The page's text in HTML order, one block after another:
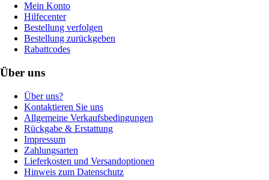
Mein Konto
Hilfecenter
Bestellung verfolgen
Bestellung zurückgeben
Rabattcodes
Über uns
Über uns?
Kontaktieren Sie uns
Allgemeine Verkaufsbedingungen
Rückgabe & Erstattung
Impressum
Zahlungsarten
Lieferkosten und Versandoptionen
Hinweis zum Datenschutz